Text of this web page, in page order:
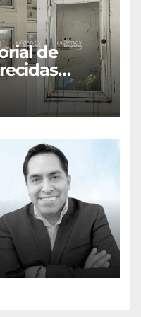
de
Cortines